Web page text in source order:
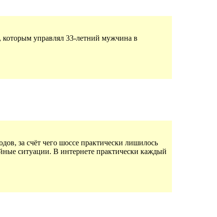
которым управлял 33-летний мужчина в
за счёт чего шоссе практически лишилось
ситуации. В интернете практически каждый